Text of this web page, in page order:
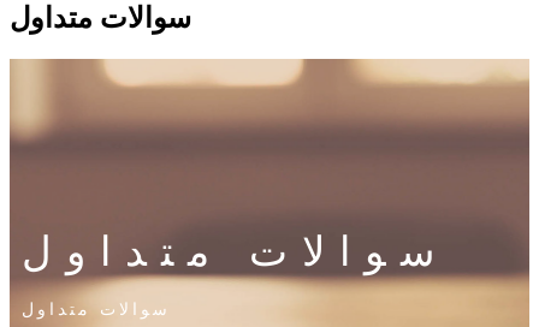
سوالات متداول
سوالات متداول
سوالات متداول